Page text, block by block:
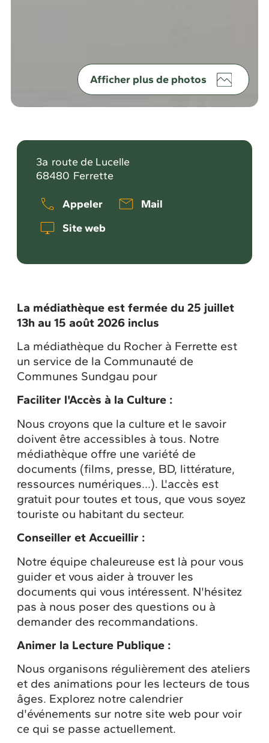
Afficher plus de photos
3a route de Lucelle
68480 Ferrette
Appeler
Mail
Site web
La médiathèque est fermée du 25 juillet
13h au 15 août 2026 inclus
La médiathèque du Rocher à Ferrette est
un service de la Communauté de
Communes Sundgau pour
Faciliter l'Accès à la Culture :
Nous croyons que la culture et le savoir
doivent être accessibles à tous. Notre
médiathèque offre une variété de
documents (films, presse, BD, littérature,
ressources numériques...). L'accès est
gratuit pour toutes et tous, que vous soyez
touriste ou habitant du secteur.
Conseiller et Accueillir :
Notre équipe chaleureuse est là pour vous
guider et vous aider à trouver les
documents qui vous intéressent. N'hésitez
pas à nous poser des questions ou à
demander des recommandations.
Animer la Lecture Publique :
Nous organisons régulièrement des ateliers
et des animations pour les lecteurs de tous
âges. Explorez notre calendrier
d'événements sur notre site web pour voir
ce qui se passe actuellement.